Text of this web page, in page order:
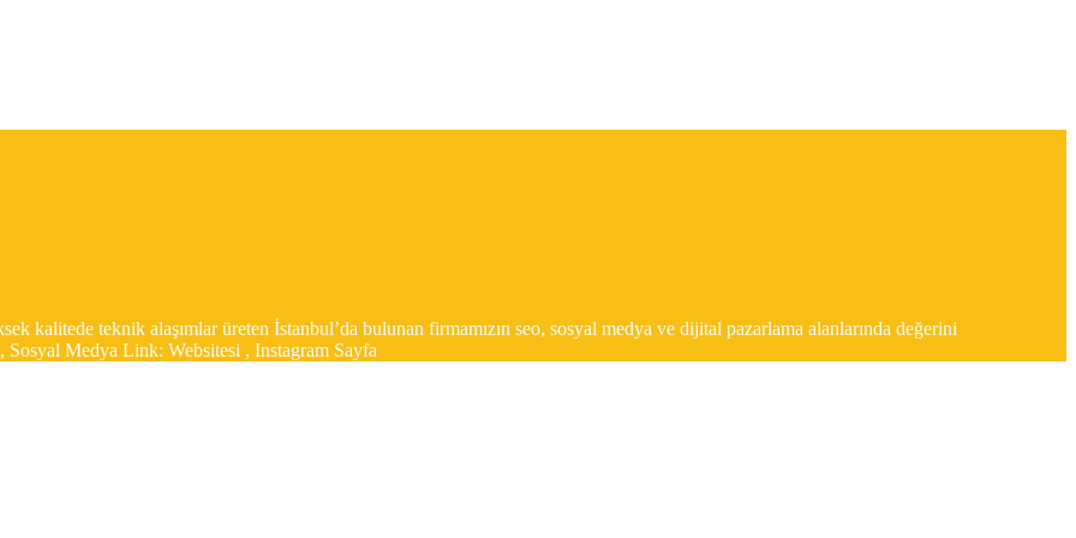
kalitede teknik alaşımlar üreten İstanbul’da bulunan firmamızın seo, sosyal medya ve dijital pazarlama alanlarında değerini
Medya Link: Websitesi , Instagram Sayfa